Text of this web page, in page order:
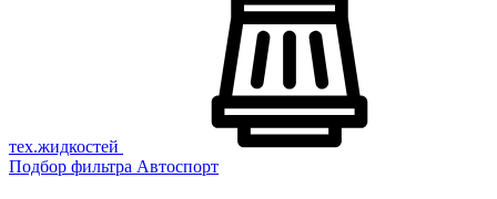
тех.жидкостей
Подбор фильтра Автоспорт